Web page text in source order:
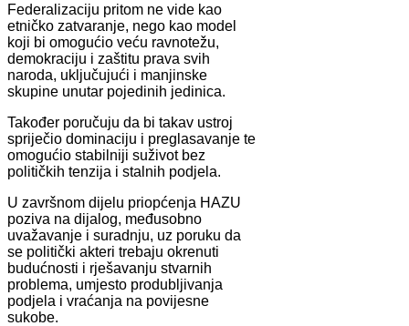
Federalizaciju pritom ne vide kao
etničko zatvaranje, nego kao model
koji bi omogućio veću ravnotežu,
demokraciju i zaštitu prava svih
naroda, uključujući i manjinske
skupine unutar pojedinih jedinica.
Također poručuju da bi takav ustroj
spriječio dominaciju i preglasavanje te
omogućio stabilniji suživot bez
političkih tenzija i stalnih podjela.
U završnom dijelu priopćenja HAZU
poziva na dijalog, međusobno
uvažavanje i suradnju, uz poruku da
se politički akteri trebaju okrenuti
budućnosti i rješavanju stvarnih
problema, umjesto produbljivanja
podjela i vraćanja na povijesne
sukobe.